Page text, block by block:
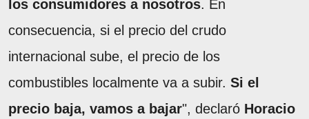
los consumidores a nosotros. En
consecuencia, si el precio del crudo
internacional sube, el precio de los
combustibles localmente va a subir. Si el
precio baja, vamos a bajar", declaró Horacio